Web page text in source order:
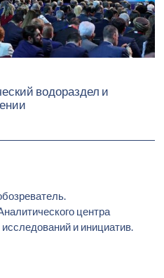
водораздел и
центра
исследований и инициатив.